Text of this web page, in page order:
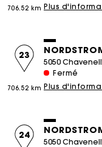
706.52 km Plus
23
706.52 km
5050
Fermé
Plus
24
5050